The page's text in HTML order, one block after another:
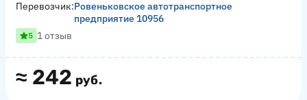
≈ 242 руб.
Перевозчик:Ровеньковское автотранспортное
предприятие 10956
5 1 отзыв